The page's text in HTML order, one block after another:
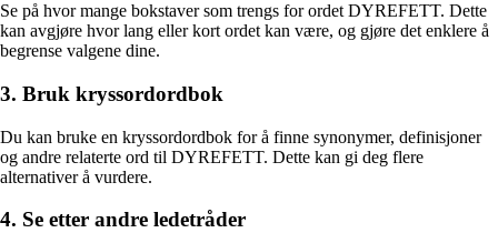
Se på hvor mange bokstaver som trengs for ordet DYREFETT. Dette
kan avgjøre hvor lang eller kort ordet kan være, og gjøre det enklere å
begrense valgene dine.
3. Bruk kryssordordbok
Du kan bruke en kryssordordbok for å finne synonymer, definisjoner
og andre relaterte ord til DYREFETT. Dette kan gi deg flere
alternativer å vurdere.
4. Se etter andre ledetråder